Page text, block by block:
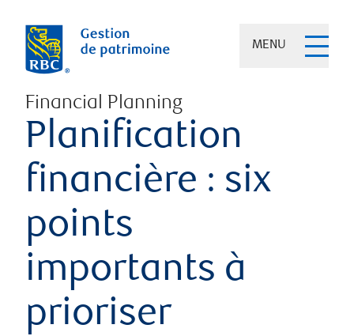
MENU
Financial Planning
Planification
financière : six
points
importants à
prioriser